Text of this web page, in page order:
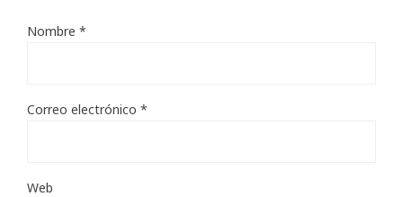
Nombre *
Correo electrónico *
Web